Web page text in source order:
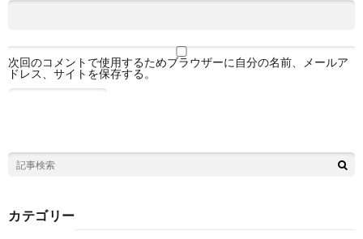
次回のコメントで使用するためブラウザーに自分の名前、メールア
ドレス、サイトを保存する。
カテゴリー